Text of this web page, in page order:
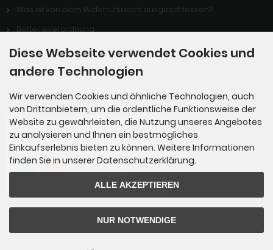
Was ist von dem Widerrufsrecht ausgeschlossen?
Batterieverordnung
Stellenangebote
Zahlung per Rechnung: Übergabe der Rechnung an PayPal. Sie über
weisen bequem nach Erhalt der Ware direkt an PayPal. Sie benötige
n kein PayPal Konto.
Diese Webseite verwendet Cookies und
andere Technologien
Wir verwenden Cookies und ähnliche Technologien, auch
von Drittanbietern, um die ordentliche Funktionsweise der
Website zu gewährleisten, die Nutzung unseres Angebotes
zu analysieren und Ihnen ein bestmögliches
Einkaufserlebnis bieten zu können. Weitere Informationen
finden Sie in unserer Datenschutzerklärung.
ALLE AKZEPTIEREN
NUR NOTWENDIGE